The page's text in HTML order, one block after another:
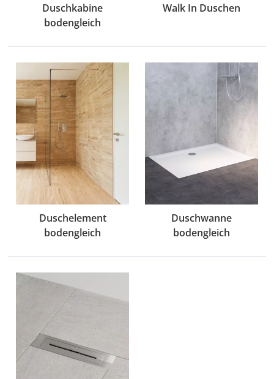
Duschkabine
bodengleich
Walk In Duschen
Duschelement
bodengleich
Duschwanne
bodengleich